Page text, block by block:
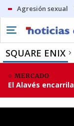
Agresión sexual
SQUARE ENIX
MERCADO
El Alavés